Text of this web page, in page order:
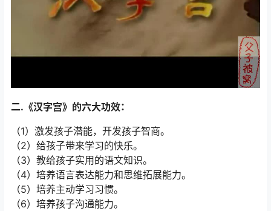
二.《汉字宫》的六大功效：
（1）激发孩子潜能，开发孩子智商。
（2）给孩子带来学习的快乐。
（3）教给孩子实用的语文知识。
（4）培养语言表达能力和思维拓展能力。
（5）培养主动学习习惯。
（6）培养孩子沟通能力。